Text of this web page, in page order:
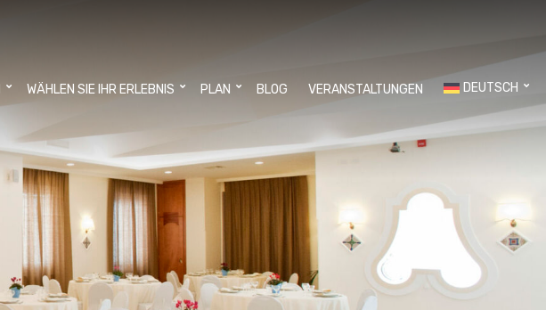
WÄHLEN SIE IHR ERLEBNIS PLAN BLOG VERANSTALTUNGEN DEUTSCH